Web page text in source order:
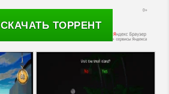
СКАЧАТЬ ТОРРЕНТ